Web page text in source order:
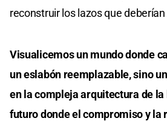
reconstruir los lazos que
Visualicemos un mundo donde
un eslabón reemplazable, sino
en la compleja arquitectura de la
futuro donde el compromiso y la